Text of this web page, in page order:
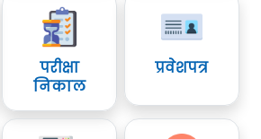
परीक्षा
निकाल
प्रवेशपत्र